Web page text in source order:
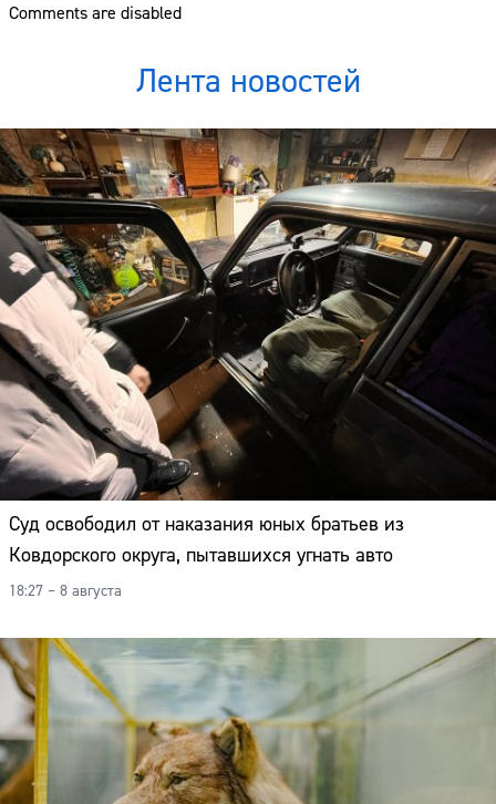
Comments are disabled
Лента новостей
Суд освободил от наказания юных братьев из
Ковдорского округа, пытавшихся угнать авто
18:27 – 8 августа